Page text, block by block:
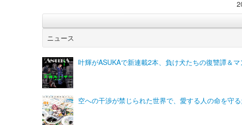
ニュース
叶輝がASUKAで新連載2本、負け犬たちの復讐譚＆
空への干渉が禁じられた世界で、愛する人の命を守